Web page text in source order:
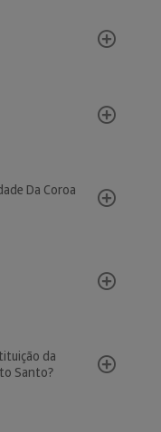
Da Coroa
da
Santo?